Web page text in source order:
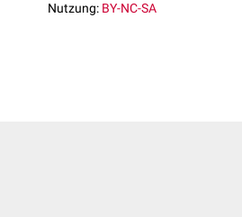
Nutzung: BY-NC-SA